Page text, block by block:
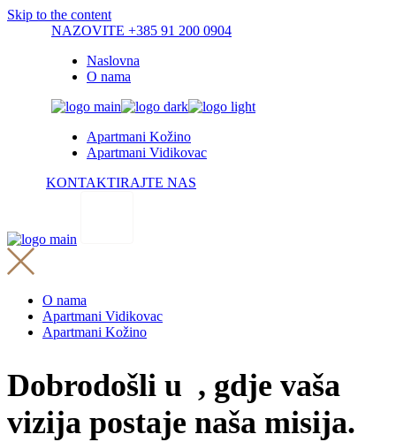
Skip to the content
NAZOVITE +385 91 200 0904
Naslovna
O nama
Apartmani Kožino
Apartmani Vidikovac
KONTAKTIRAJTE NAS
O nama
Apartmani Vidikovac
Apartmani Kožino
Dobrodošli u , gdje vaša
vizija postaje naša misija.